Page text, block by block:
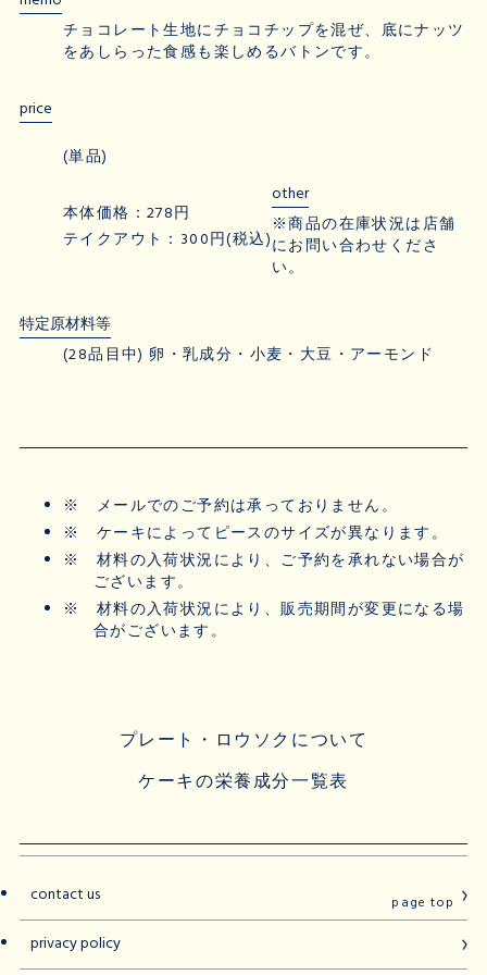
チョコレート生地にチョコチップを混ぜ、底にナッツ
をあしらった食感も楽しめるバトンです。
price
(単品)
本体価格：278円
テイクアウト：300円(税込)
other
※商品の在庫状況は店舗
にお問い合わせくださ
い。
特定原材料等
(28品目中) 卵・乳成分・小麦・大豆・アーモンド
※ メールでのご予約は承っておりません。
※ ケーキによってピースのサイズが異なります。
※ 材料の入荷状況により、ご予約を承れない場合が
ございます。
※ 材料の入荷状況により、販売期間が変更になる場
合がございます。
プレート・ロウソクについて
ケーキの栄養成分一覧表
page top
contact us
privacy policy